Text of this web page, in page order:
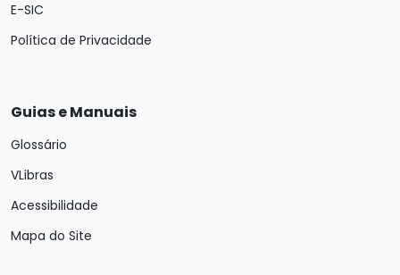
E-SIC
Política de Privacidade
Guias e Manuais
Glossário
VLibras
Acessibilidade
Mapa do Site